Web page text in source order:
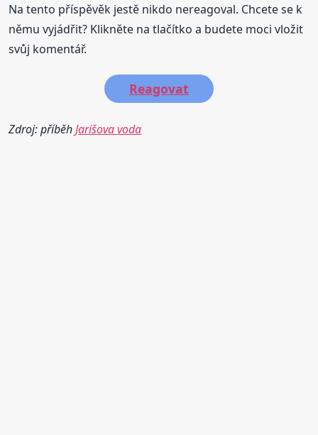
Na tento příspěvěk jestě nikdo nereagoval. Chcete se k
němu vyjádřit? Klikněte na tlačítko a budete moci vložit
svůj komentář.
Reagovat
Zdroj: příběhJarišova voda